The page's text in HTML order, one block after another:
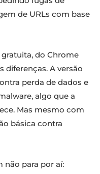
de URLs com base
gratuita, do Chrome
diferenças. A versão
perda de dados e
algo que a
Mas mesmo com
básica contra
não para por aí: